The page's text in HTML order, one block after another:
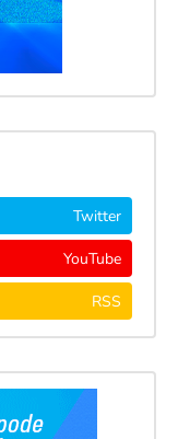
Twitter
YouTube
RSS